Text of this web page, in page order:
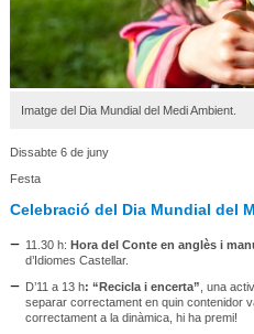
Imatge del Dia Mundial del Medi Ambient.
Dissabte 6 de juny
Festa
Celebració del Dia Mundial del
11.30 h: Hora del Conte en anglès i
d’Idiomes Castellar.
D’11 a 13 h: “Recicla i encerta” , una
separar correctament en quin contenidor
correctament a la dinàmica, hi ha premi!